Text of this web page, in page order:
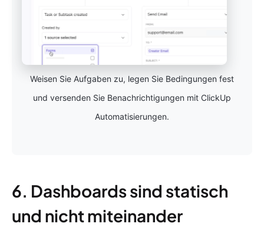
Weisen Sie Aufgaben zu, legen Sie Bedingungen fest
und versenden Sie Benachrichtigungen mit ClickUp
Automatisierungen.
6. Dashboards sind statisch
und nicht miteinander